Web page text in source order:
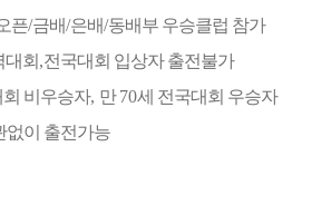
픈/금배/은배/동배부 우승클럽 참가
대회 ,전국대회 입상자 출전불가
비우승자, 만70세 전국대회 우승자
이 출전가능